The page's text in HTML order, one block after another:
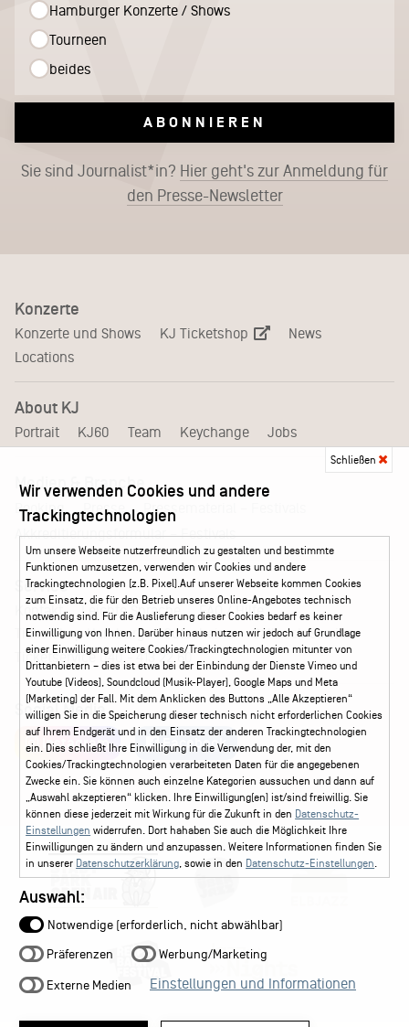
Hamburger Konzerte / Shows
Tourneen
beides
ABONNIEREN
Sie sind Journalist*in? Hier geht's zur Anmeldung für
den Presse-Newsletter
Konzerte
Konzerte und Shows KJ Ticketshop
News
Locations
About KJ
Portrait KJ60 Team Keychange Jobs
Medien & Branche
Booking Presse
Pressematerial – Festivals
Akkreditierungsformular – Festivals
Service
Kontakt Leichte Sprache
FAQ / Hilfe
Ticketshop Hamburg
Gutscheine
Callback-Service
Ticketservice 040 - 413 22 60
Social Media
Instagram Facebook
Schließen
Wir verwenden Cookies und andere
Trackingtechnologien
Um unsere Webseite nutzerfreundlich zu gestalten und bestimmte
Funktionen umzusetzen, verwenden wir Cookies und andere
Trackingtechnologien (z.B. Pixel).Auf unserer Webseite kommen Cookies
zum Einsatz, die für den Betrieb unseres Online-Angebotes technisch
notwendig sind. Für die Auslieferung dieser Cookies bedarf es keiner
Einwilligung von Ihnen. Darüber hinaus nutzen wir jedoch auf Grundlage
einer Einwilligung weitere Cookies/Trackingtechnologien mitunter von
Drittanbietern – dies ist etwa bei der Einbindung der Dienste Vimeo und
Youtube (Videos), Soundcloud (Musik-Player), Google Maps und Meta
(Marketing) der Fall. Mit dem Anklicken des Buttons „Alle Akzeptieren“
willigen Sie in die Speicherung dieser technisch nicht erforderlichen Cookies
auf Ihrem Endgerät und in den Einsatz der anderen Trackingtechnologien
ein. Dies schließt Ihre Einwilligung in die Verwendung der, mit den
Cookies/Trackingtechnologien verarbeiteten Daten für die angegebenen
Zwecke ein. Sie können auch einzelne Kategorien aussuchen und dann auf
„Auswahl akzeptieren“ klicken. Ihre Einwilligung(en) ist/sind freiwillig. Sie
können diese jederzeit mit Wirkung für die Zukunft in den Datenschutz-
Einstellungen widerrufen. Dort hahaben Sie auch die Möglichkeit Ihre
Einwilligungen zu ändern und anzupassen. Weitere Informationen finden Sie
in unserer Datenschutzerklärung, sowie in den Datenschutz-Einstellungen.
Auswahl:
Notwendige (erforderlich, nicht abwählbar)
Präferenzen Werbung/Marketing
Externe Medien Einstellungen und Informationen